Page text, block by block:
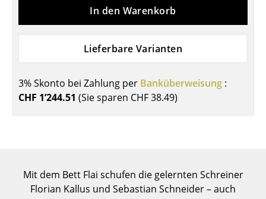
Einzelteile
Aufbewahren
Sideboards & Kommoden
In den Warenkorb
Lieferbare Varianten
3% Skonto bei Zahlung per Banküberweisung :
CHF 1’244.51 (Sie sparen CHF 38.49)
Mit dem Bett Flai schufen die gelernten Schreiner
Florian Kallus und Sebastian Schneider – auch